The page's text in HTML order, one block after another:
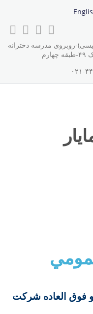
روبروی مدرسه دخترانه
فوق العاده شركت